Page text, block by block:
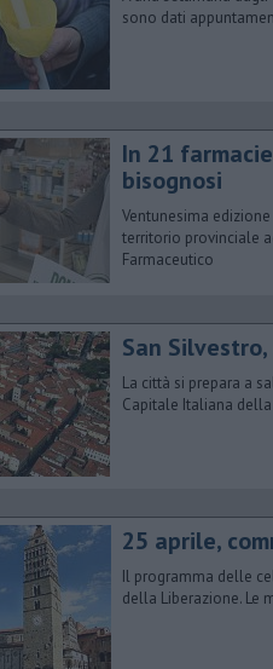
sono dati
In 21
bisognosi
Ventunesima
territorio provinciale
Farmaceutico
San
La città si prepara a
Capitale Italiana
25 aprile,
Il programma delle
della Liberazione. Le